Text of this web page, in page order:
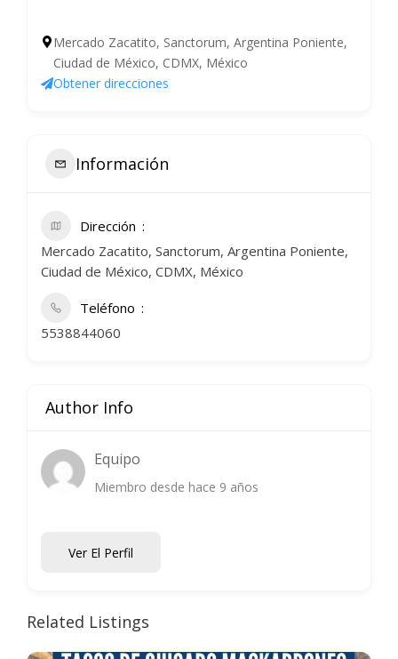
Mercado Zacatito, Sanctorum, Argentina Poniente,
Ciudad de México, CDMX, México
Obtener direcciones
Información
Dirección
Mercado Zacatito, Sanctorum, Argentina Poniente,
Ciudad de México, CDMX, México
Teléfono
5538844060
Author Info
Equipo
Miembro desde hace 9 años
Ver El Perfil
Related Listings